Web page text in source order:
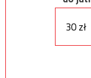
30 zł